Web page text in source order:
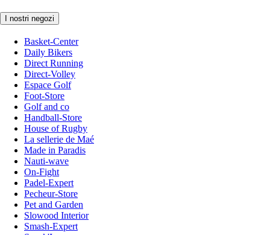
I nostri negozi
Basket-Center
Daily Bikers
Direct Running
Direct-Volley
Espace Golf
Foot-Store
Golf and co
Handball-Store
House of Rugby
La sellerie de Maé
Made in Paradis
Nauti-wave
On-Fight
Padel-Expert
Pecheur-Store
Pet and Garden
Slowood Interior
Smash-Expert